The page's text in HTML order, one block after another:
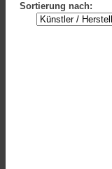
Sortierung nach: